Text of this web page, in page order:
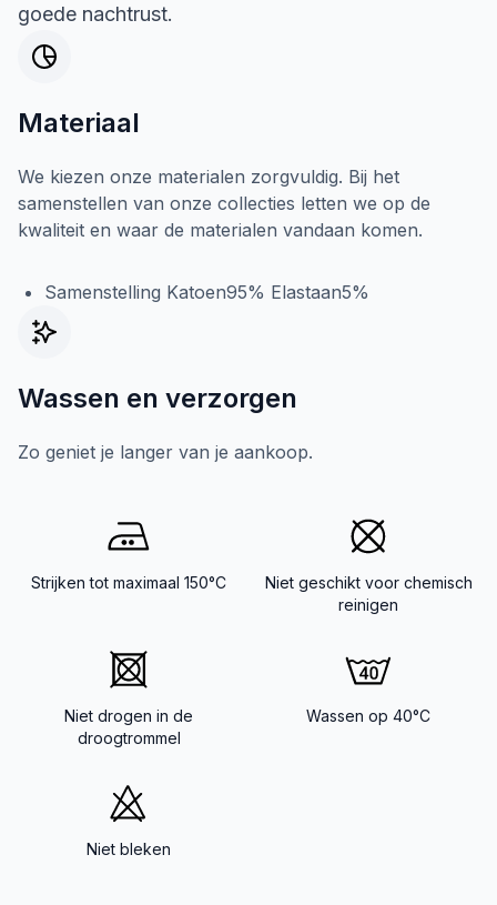
goede nachtrust.
Materiaal
We kiezen onze materialen zorgvuldig. Bij het
samenstellen van onze collecties letten we op de
kwaliteit en waar de materialen vandaan komen.
Samenstelling Katoen95% Elastaan5%
Wassen en verzorgen
Zo geniet je langer van je aankoop.
Strijken tot maximaal 150°C
Niet geschikt voor chemisch
reinigen
Niet drogen in de
droogtrommel
Wassen op 40°C
Niet bleken